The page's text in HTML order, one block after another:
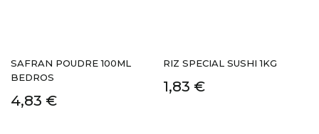
SAFRAN POUDRE 100ML
BEDROS
4,83 €
RIZ SPECIAL SUSHI 1KG
1,83 €